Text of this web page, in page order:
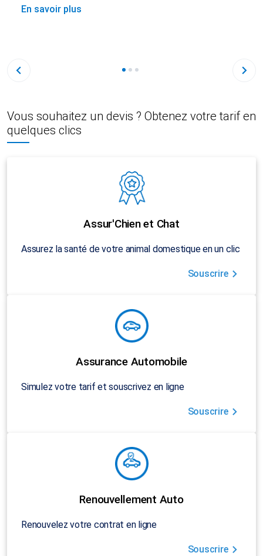
En savoir plus
Vous souhaitez un devis ? Obtenez votre tarif en
quelques clics
Assur'Chien et Chat
Assurez la santé de votre animal domestique en un clic
Souscrire
Assurance Automobile
Simulez votre tarif et souscrivez en ligne
Souscrire
Renouvellement Auto
Renouvelez votre contrat en ligne
Souscrire